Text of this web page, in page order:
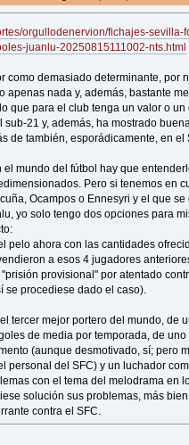
orgullodenervion/fichajes-sevilla-
juanlu-20250815111002-nts.html
como demasiado determinante, por
apenas nada y, además, bastante
que para el club tenga un valor o un
21 y, además, ha mostrado
de también, esporádicamente, en el
el mundo del fútbol hay que
Pero si tenemos en
Ocampos o Ennesyri y el que
yo solo tengo dos opciones para
pelo ahora con las cantidades
a esos 4 jugadores
provisional" por atentado
se procediese dado el caso).
tercer mejor portero del mundo, de
de media por temporada, de
(aunque desmotivado, sí; pero
personal del SFC) y un luchador
con el tema del melodrama en
solución sus problemas, más bien
contra el SFC.